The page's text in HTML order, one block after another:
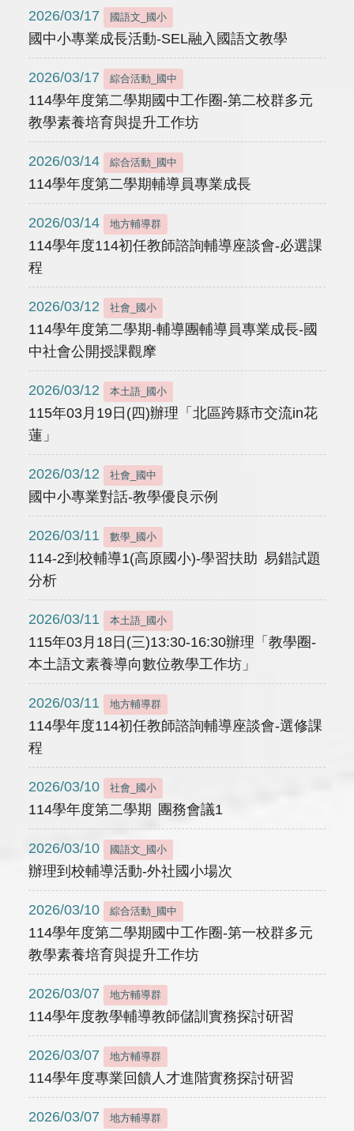
2026/03/17 國語文_國小
國中小專業成長活動-SEL融入國語文教學
2026/03/17 綜合活動_國中
114學年度第二學期國中工作圈-第二校群多元
教學素養培育與提升工作坊
2026/03/14 綜合活動_國中
114學年度第二學期輔導員專業成長
2026/03/14 地方輔導群
114學年度114初任教師諮詢輔導座談會-必選課
程
2026/03/12 社會_國小
114學年度第二學期-輔導團輔導員專業成長-國
中社會公開授課觀摩
2026/03/12 本土語_國小
115年03月19日(四)辦理「北區跨縣市交流in花
蓮」
2026/03/12 社會_國中
國中小專業對話-教學優良示例
2026/03/11 數學_國小
114-2到校輔導1(高原國小)-學習扶助 易錯試題
分析
2026/03/11 本土語_國小
115年03月18日(三)13:30-16:30辦理「教學圈-
本土語文素養導向數位教學工作坊」
2026/03/11 地方輔導群
114學年度114初任教師諮詢輔導座談會-選修課
程
2026/03/10 社會_國小
114學年度第二學期 團務會議1
2026/03/10 國語文_國小
辦理到校輔導活動-外社國小場次
2026/03/10 綜合活動_國中
114學年度第二學期國中工作圈-第一校群多元
教學素養培育與提升工作坊
2026/03/07 地方輔導群
114學年度教學輔導教師儲訓實務探討研習
2026/03/07 地方輔導群
114學年度專業回饋人才進階實務探討研習
2026/03/07 地方輔導群